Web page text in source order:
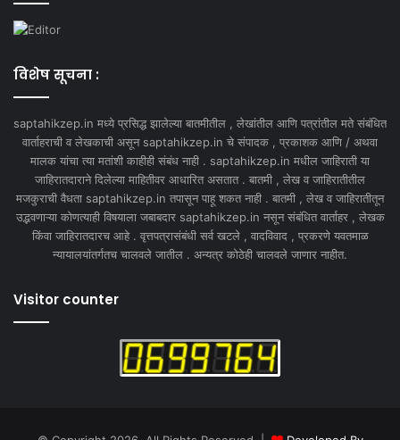
विशेष सूचना :
saptahikzep.in मध्ये प्रसिद्ध झालेल्या बातमीतील , लेखांतील आणि पत्रांतील मते संबंधित
वार्ताहराची व लेखकाची असून saptahikzep.in चे संपादक , प्रकाशक आणि / अथवा
मालक यांचा त्या मतांशी काहीही संबंध नाही . saptahikzep.in मधील जाहिराती या
जाहिरातदाराने दिलेल्या माहितीवर आधारित असतात . बातमी , लेख व जाहिरातीतील
मजकुराची वैधता saptahikzep.in तपासून पाहू शकत नाही . बातमी , लेख व जाहिरातीतून
उद्भवणाऱ्या कोणत्याही विषयाला जबाबदार saptahikzep.in नसून संबंधित वार्ताहर , लेखक
किंवा जाहिरातदारच आहे . वृत्तपत्रासंबंधी सर्व खटले , वादविवाद , प्रकरणे यवतमाळ
न्यायालयांतर्गतच चालवले जातील . अन्यत्र कोठेही चालवले जाणार नाहीत.
Visitor counter